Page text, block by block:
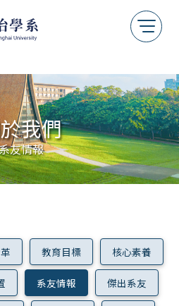
我們
友情報
教育目標 核心素養
系友情報 傑出系友